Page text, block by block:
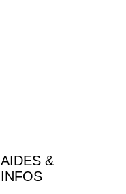
AIDES &
INFOS